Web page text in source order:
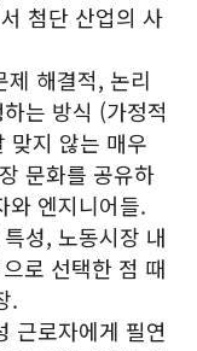
첨단 산업의 사
해결적, 논리
는 방식 (가정적
맞지 않는 매우
문화를 공유하
와 엔지니어들.
성, 노동시장 내
로 선택한 점 때
.
근로자에게 필연